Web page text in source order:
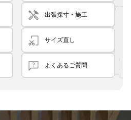
出張採寸・施工
サイズ直し
よくあるご質問